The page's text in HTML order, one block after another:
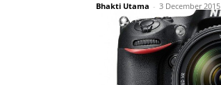
Bhakti Utama - 3 December 2015